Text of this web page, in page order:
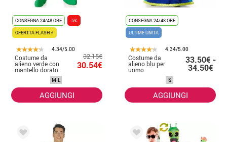
CONSEGNA 24/48 ORE
-5%
OFERTTA FLASH ⚡
4.34/5.00
Costume da
alieno verde con
mantello dorato
32.15€
30.54€
M-L
AGGIUNGI
CONSEGNA 24/48 ORE
ULTIME UNITÀ
4.34/5.00
Costume da
alieno blu per
uomo
33.50€ -
34.50€
S
AGGIUNGI